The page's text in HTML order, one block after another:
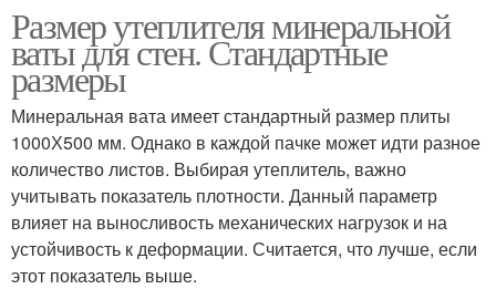
Размер утеплителя минеральной
ваты для стен. Стандартные
размеры
Минеральная вата имеет стандартный размер плиты
1000Х500 мм. Однако в каждой пачке может идти разное
количество листов. Выбирая утеплитель, важно
учитывать показатель плотности. Данный параметр
влияет на выносливость механических нагрузок и на
устойчивость к деформации. Считается, что лучше, если
этот показатель выше.